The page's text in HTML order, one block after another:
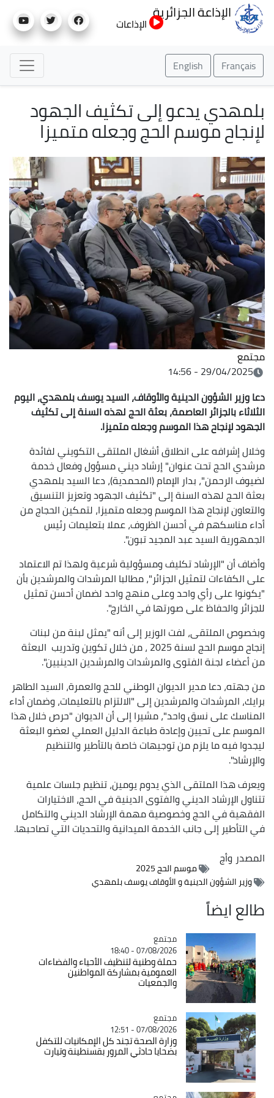
إلى
الإذاعة الجزائرية
الإذاعات
Français
English
بلمهدي يدعو إلى تكثيف الجهود
لإنجاح موسم الحج وجعله متميزا
مجتمع
29/04/2025 - 14:56
دعا وزير الشؤون الدينية والأوقاف، السيد يوسف بلمهدي، اليوم
الثلاثاء بالجزائر العاصمة، بعثة الحج لهذه السنة إلى تكثيف
الجهود لإنجاح هذا الموسم وجعله متميزا.
وخلال إشرافه على انطلاق أشغال الملتقى التكويني لفائدة
مرشدي الحج تحت عنوان" إرشاد ديني مسؤول وفعال خدمة
لضيوف الرحمن"، بدار الإمام (المحمدية)، دعا السيد بلمهدي
بعثة الحج لهذه السنة إلى "تكثيف الجهود وتعزيز التنسيق
والتعاون لإنجاح هذا الموسم وجعله متميزا، لتمكين الحجاج من
أداء مناسكهم في أحسن الظروف، عملا بتعليمات رئيس
الجمهورية السيد عبد المجيد تبون".
وأضاف أن "الإرشاد تكليف ومسؤولية شرعية ولهذا تم الاعتماد
على الكفاءات لتمثيل الجزائر"، مطالبا المرشدات والمرشدين بأن
"يكونوا على رأي واحد وعلى منهج واحد لضمان أحسن تمثيل
للجزائر والحفاظ على صورتها في الخارج".
وبخصوص الملتقى، لفت الوزير إلى أنه "يمثل لبنة من لبنات
إنجاح موسم الحج لسنة 2025 ، من خلال تكوين وتدريب البعثة
من أعضاء لجنة الفتوى والمرشدات والمرشدين الدينيين".
من جهته، دعا مدير الديوان الوطني للحج والعمرة، السيد الطاهر
برايك، المرشدات والمرشدين إلى "الالتزام بالتعليمات، وضمان أداء
المناسك على نسق واحد"، مشيرا إلى أن الديوان "حرص خلال هذا
الموسم على تحيين وإعادة طباعة الدليل العملي لعضو البعثة
ليجدوا فيه ما يلزم من توجيهات خاصة بالتأطير والتنظيم
والإرشاد".
ويعرف هذا الملتقى الذي يدوم يومين، تنظيم جلسات علمية
تتناول الإرشاد الديني والفتوى الدينية في الحج، الاختيارات
الفقهية في الحج وخصوصية مهمة الإرشاد الديني والتكامل
في التأطير إلى جانب الخدمة الميدانية والتحديات التي تصاحبها.
المصدروأج
موسم الحج 2025
وزير الشؤون الدينية و الأوقاف يوسف بلمهدي
طالع ايضاً
Catégorie
مجتمع
07/08/2026 - 18:40
حملة وطنية لتنظيف الأحياء والفضاءات
العمومية بمشاركة المواطنين
والجمعيات
Catégorie
مجتمع
07/08/2026 - 12:51
وزارة الصحة تجند كل الإمكانيات للتكفل
بضحايا حادثي المرور بقسنطينة وتيارت